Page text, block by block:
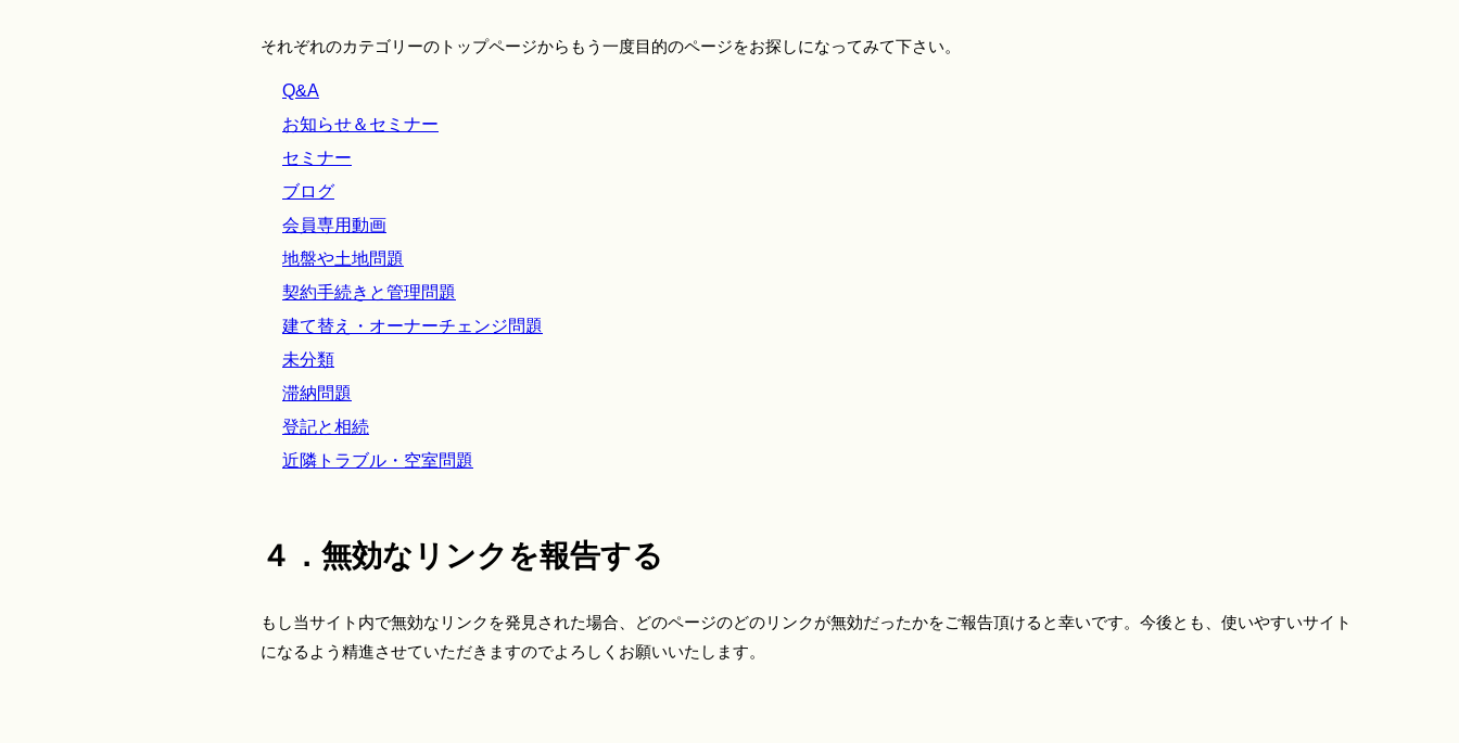
それぞれのカテゴリーのトップページからもう一度目的のページをお探しになってみて下さい。
Q&A
お知らせ＆セミナー
セミナー
ブログ
会員専用動画
地盤や土地問題
契約手続きと管理問題
建て替え・オーナーチェンジ問題
未分類
滞納問題
登記と相続
近隣トラブル・空室問題
４．無効なリンクを報告する
もし当サイト内で無効なリンクを発見された場合、どのページのどのリンクが無効だったかをご報告頂けると幸いです。今後とも、使いやすいサイト
になるよう精進させていただきますのでよろしくお願いいたします。